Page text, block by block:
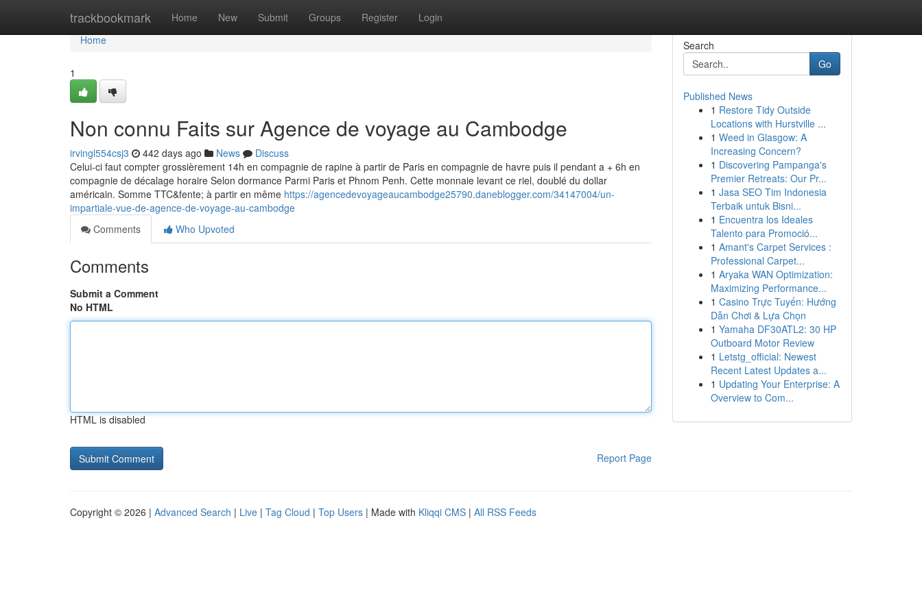
trackbookmark Home New Submit Groups Register Login
Home
Home
1
Non connu Faits sur Agence de voyage au Cambodge
irvingl554csj3 442 days ago News
Discuss
Celui-ci faut compter grossièrement 14h en compagnie de rapine à partir de Paris en compagnie de havre puis il pendant a + 6h en
compagnie de décalage horaire Selon dormance Parmi Paris et Phnom Penh. Cette monnaie levant ce riel, doublé du dollar
américain. Somme TTC&fente; à partir en même https://agencedevoyageaucambodge25790.daneblogger.com/34147004/un-
impartiale-vue-de-agence-de-voyage-au-cambodge
Comments
Who Upvoted
Comments
Submit a Comment
No HTML
HTML is disabled
Report Page
Search
Go
Published News
1 Restore Tidy Outside
Locations with Hurstville ...
1 Weed in Glasgow: A
Increasing Concern?
1 Discovering Pampanga's
Premier Retreats: Our Pr...
1 Jasa SEO Tim Indonesia
Terbaik untuk Bisni...
1 Encuentra los Ideales
Talento para Promoció...
1 Amant's Carpet Services :
Professional Carpet...
1 Aryaka WAN Optimization:
Maximizing Performance...
1 Casino Trực Tuyến: Hướng
Dẫn Chơi & Lựa Chọn
1 Yamaha DF30ATL2: 30 HP
Outboard Motor Review
1 Letstg_official: Newest
Recent Latest Updates a...
1 Updating Your Enterprise: A
Overview to Com...
Copyright © 2026 | Advanced Search | Live | Tag Cloud | Top Users | Made with Kliqqi CMS | All RSS Feeds